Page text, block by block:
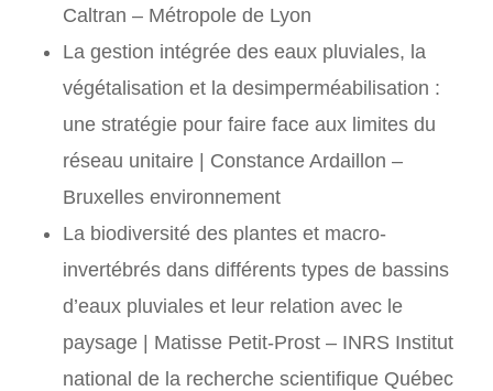
Caltran – Métropole de Lyon
La gestion intégrée des eaux pluviales, la
végétalisation et la desimperméabilisation :
une stratégie pour faire face aux limites du
réseau unitaire | Constance Ardaillon –
Bruxelles environnement
La biodiversité des plantes et macro-
invertébrés dans différents types de bassins
d’eaux pluviales et leur relation avec le
paysage | Matisse Petit-Prost – INRS Institut
national de la recherche scientifique Québec